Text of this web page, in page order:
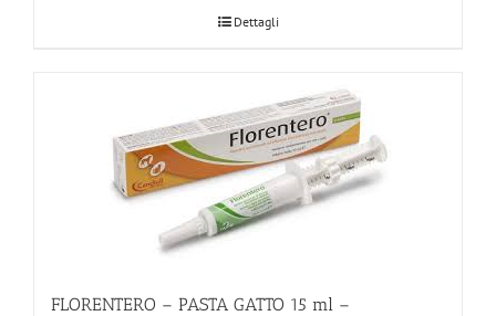
Dettagli
FLORENTERO – PASTA GATTO 15 ml –